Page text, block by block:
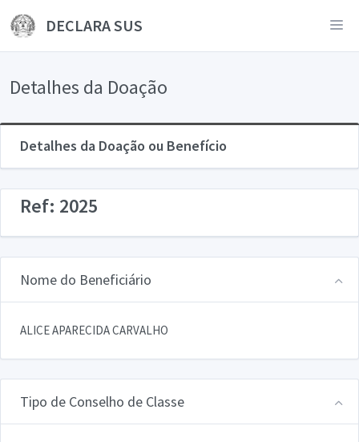
DECLARA SUS
Detalhes da Doação
Detalhes da Doação ou Benefício
Ref: 2025
Nome do Beneficiário
ALICE APARECIDA CARVALHO
Tipo de Conselho de Classe